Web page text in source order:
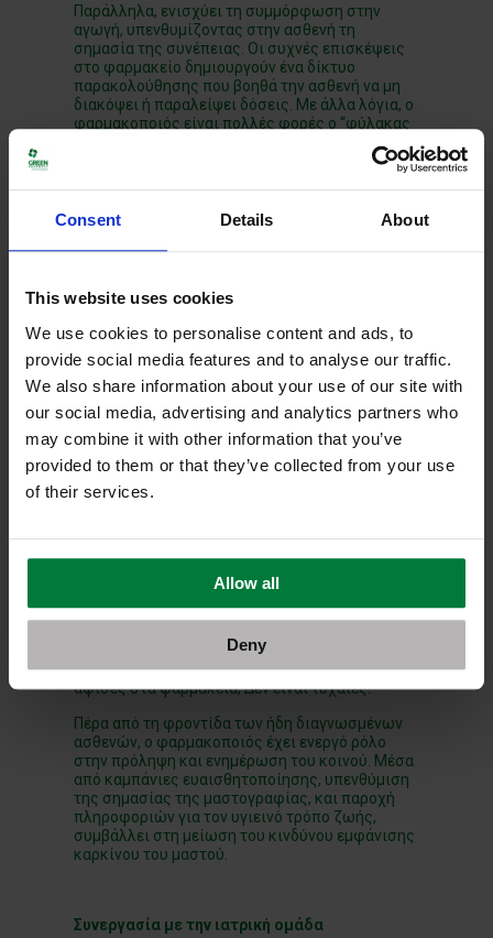
Consent Details About
This website uses cookies
We use cookies to personalise content and ads, to
provide social media features and to analyse our traffic.
We also share information about your use of our site with
our social media, advertising and analytics partners who
may combine it with other information that you’ve
provided to them or that they’ve collected from your use
of their services.
Allow all
Deny
Παράλληλα, ενισχύει τη συμμόρφωση στην
αγωγή, υπενθυμίζοντας στην ασθενή τη
σημασία της συνέπειας. Οι συχνές επισκέψεις
στο φαρμακείο δημιουργούν ένα δίκτυο
παρακολούθησης που βοηθά την ασθενή να μη
διακόψει ή παραλείψει δόσεις. Με άλλα λόγια, ο
φαρμακοποιός είναι πολλές φορές ο “φύλακας
– άγγελος” της ασθενούς, όσον αφορά τη σωστή
Ψυχολογική υποστήριξη και ανθρώπινη
επαφή
αλλά και ψυχολογική δοκιμασία. Το σοκ της
σώματος, ο φόβος της υποτροπής και άλλα,
επιβαρύνουν σημαντικά την ψυχολογία. Ο
φαρμακοποιός, και ειδικά ο φαρμακοποιός της
γειτονιάς μας, βρίσκεται πιο κοντά στην ασθενή
και την οικογένειά της από οποιονδήποτε άλλο.
Με μια απλή συζήτηση, με διάθεση ακρόασης
και ενσυναίσθησης, μπορεί να λειτουργήσει
υποστηρικτικά και να ενθαρρύνει την πάσχουσα
συχνά αποτελεί ανάσα για την ασθενή, σε μια
δύσκολη καθημερινότητα.
Έχετε προσέξει τις διάφορες εκπαιδευτικές
αφίσες στα φαρμακεία; Δεν είναι τυχαίες.
Πέρα από τη φροντίδα των ήδη διαγνωσμένων
ασθενών, ο φαρμακοποιός έχει ενεργό ρόλο
στην πρόληψη και ενημέρωση του κοινού. Μέσα
από καμπάνιες ευαισθητοποίησης, υπενθύμιση
της σημασίας της μαστογραφίας, και παροχή
πληροφοριών για τον υγιεινό τρόπο ζωής,
συμβάλλει στη μείωση του κινδύνου εμφάνισης
καρκίνου του μαστού.
Συνεργασία με την ιατρική ομάδα